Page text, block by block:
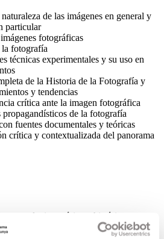
de las imágenes en general y
particular
fotográficas
la fotografía
técnicas experimentales y su uso en
de la Historia de la Fotografía y
y tendencias
crítica ante la imagen fotográfica
de la fotografía
fuentes documentales y teóricas
crítica y contextualizada del panorama
de tipo teórico e histórico, y se
programa de contenidos que consta en